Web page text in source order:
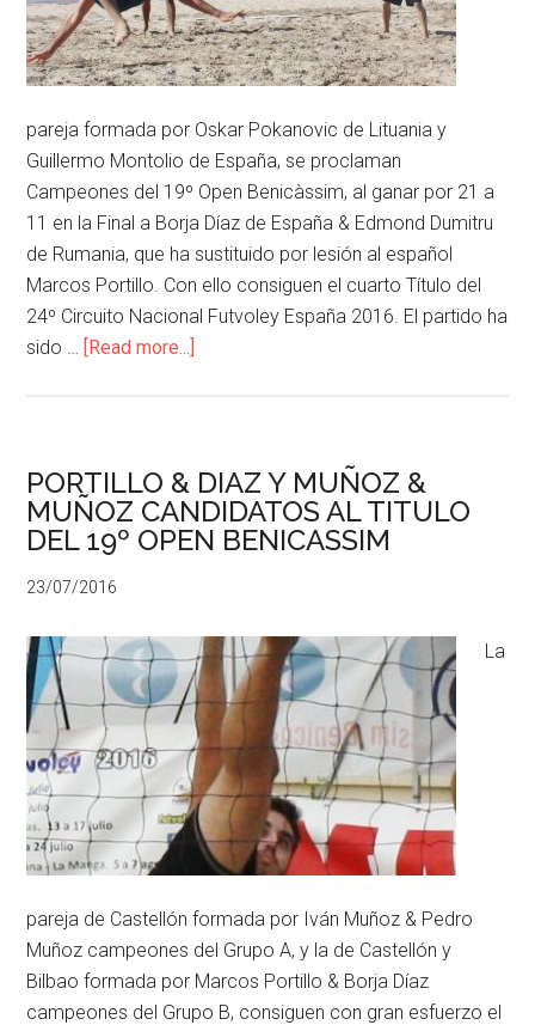
pareja formada por Oskar Pokanovic de Lituania y
Guillermo Montolio de España, se proclaman
Campeones del 19º Open Benicàssim, al ganar por 21 a
11 en la Final a Borja Díaz de España & Edmond Dumitru
de Rumania, que ha sustituido por lesión al español
Marcos Portillo. Con ello consiguen el cuarto Título del
24º Circuito Nacional Futvoley España 2016. El partido ha
sido … [Read more...]
PORTILLO & DIAZ Y MUÑOZ &
MUÑOZ CANDIDATOS AL TITULO
DEL 19º OPEN BENICASSIM
23/07/2016
La
pareja de Castellón formada por Iván Muñoz & Pedro
Muñoz campeones del Grupo A, y la de Castellón y
Bilbao formada por Marcos Portillo & Borja Díaz
campeones del Grupo B, consiguen con gran esfuerzo el